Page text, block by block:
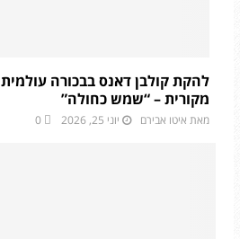
להקת קולבן דאנס בבכורה עולמית
מקורית – “שמש כחולה”
מאת איטו אבירם יוני 25, 2026 0